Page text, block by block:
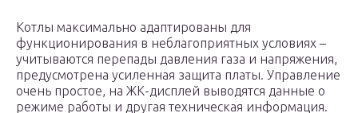
Котлы максимально адаптированы для
функционирования в неблагоприятных условиях –
учитываются перепады давления газа и напряжения,
предусмотрена усиленная защита платы. Управление
очень простое, на ЖК-дисплей выводятся данные о
режиме работы и другая техническая информация.